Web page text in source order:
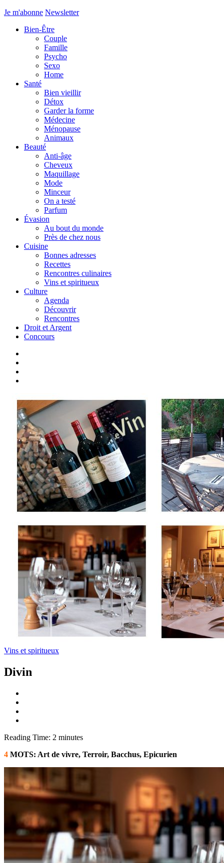
Je m'abonne Newsletter
Bien-Être
Couple
Famille
Psycho
Sexo
Home
Santé
Bien vieillir
Détox
Garder la forme
Médecine
Ménopause
Animaux
Beauté
Anti-âge
Cheveux
Maquillage
Mode
Minceur
On a testé
Parfum
Évasion
Au bout du monde
Près de chez nous
Cuisine
Bonnes adresses
Recettes
Rencontres culinaires
Vins et spiritueux
Culture
Agenda
Découvrir
Rencontres
Droit et Argent
Concours
Vins et spiritueux
Divin
Reading Time: 2 minutes
4 MOTS: Art de vivre, Terroir, Bacchus, Epicurien